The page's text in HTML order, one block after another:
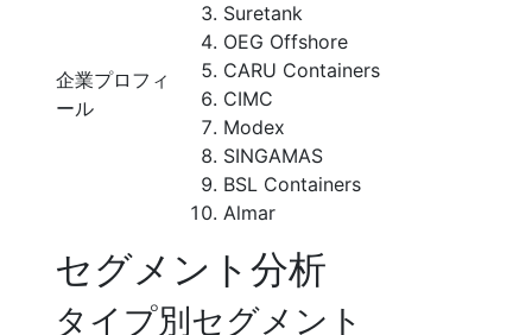
企業プロフィ
ール
Suretank
OEG Offshore
CARU Containers
CIMC
Modex
SINGAMAS
BSL Containers
Almar
セグメント分析
タイプ別セグメント